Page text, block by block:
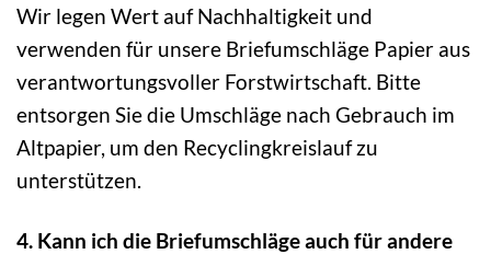
Wir legen Wert auf Nachhaltigkeit und
verwenden für unsere Briefumschläge Papier aus
verantwortungsvoller Forstwirtschaft. Bitte
entsorgen Sie die Umschläge nach Gebrauch im
Altpapier, um den Recyclingkreislauf zu
unterstützen.
4. Kann ich die Briefumschläge auch für andere